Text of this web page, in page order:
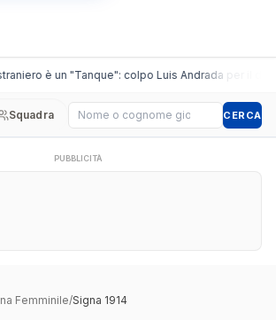
è un "Tanque": colpo Luis Andrada per il
Squadra Cerca giocatore CERCA
PUBBLICITÀ
Femminile/Signa 1914